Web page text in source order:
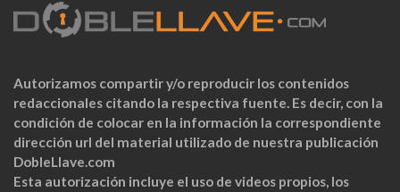
Autorizamos compartir y/o reproducir los contenidos
redaccionales citando la respectiva fuente. Es decir, con la
condición de colocar en la información la correspondiente
dirección url del material utilizado de nuestra publicación
DobleLlave.com
Esta autorización incluye el uso de videos propios, los